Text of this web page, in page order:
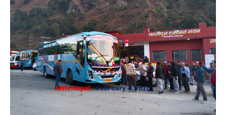
ANN Nepal -February 4, 2026